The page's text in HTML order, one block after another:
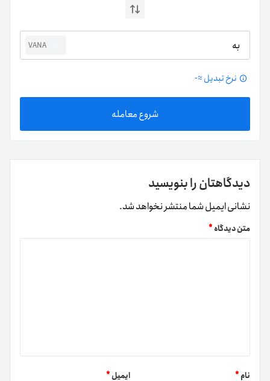
به VANA
نرخ تبدیل ≈-
شروع معامله
دیدگاهتان را بنویسید
نشانی ایمیل شما منتشر نخواهد شد.
متن دیدگاه*
نام* ایمیل*